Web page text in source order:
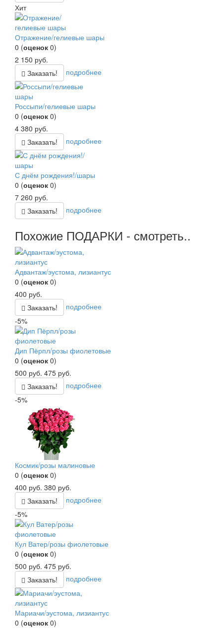
Хит
Отражение/гелиевые шары
0 (оценок 0)
2 150 руб.
Заказать!
подробнее
Россыпи/гелиевые шары
0 (оценок 0)
4 380 руб.
Заказать!
подробнее
С днём рождения!/шары
0 (оценок 0)
7 260 руб.
Заказать!
подробнее
Похожие ПОДАРКИ - смотреть..
Адвантаж/эустома, лизиантус
0 (оценок 0)
400 руб.
Заказать!
подробнее
-5%
Дип Пёрпл/розы фиолетовые
0 (оценок 0)
500 руб. 475 руб.
Заказать!
подробнее
-5%
Космик/розы малиновые
0 (оценок 0)
400 руб. 380 руб.
Заказать!
подробнее
-5%
Кул Ватер/розы фиолетовые
0 (оценок 0)
500 руб. 475 руб.
Заказать!
подробнее
Мариачи/эустома, лизиантус
0 (оценок 0)